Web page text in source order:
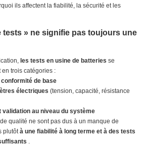
ils affectent la fiabilité, la sécurité et les
tests » ne signifie pas toujours une
les tests en usine de batteries se
trois catégories :
de base
électriques (tension, capacité, résistance
validation au niveau du système
qualité ne sont pas dus à un manque de
plutôtà une fiabilité à long terme et à des tests
.